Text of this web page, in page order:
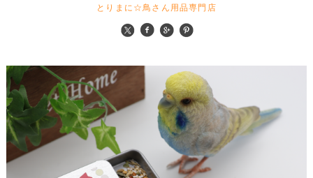
とりまに☆鳥さん用品専門店